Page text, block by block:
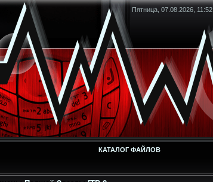
Пятница, 07.08.2026, 11:52
КАТАЛОГ ФАЙЛОВ